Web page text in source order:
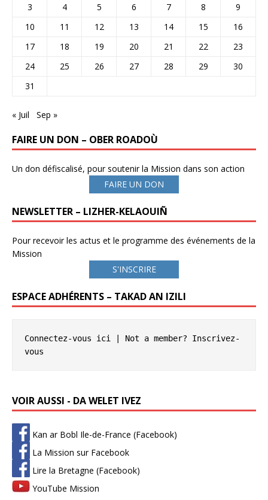
3
4 5 6 7 8
9
10
11 12 13 14 15
16
17
18 19 20 21 22
23
24
25 26 27 28 29
30
31
« Juil Sep »
FAIRE UN DON – OBER ROADOÙ
Un don défiscalisé, pour soutenir la Mission dans son action
FAIRE UN DON
NEWSLETTER – LIZHER-KELAOUIÑ
Pour recevoir les actus et le programme des événements de la
Mission
S'INSCRIRE
ESPACE ADHÉRENTS – TAKAD AN IZILI
Connectez-vous ici | Not a member? Inscrivez-
vous
VOIR AUSSI - DA WELET IVEZ
Kan ar Bobl Ile-de-France (Facebook)
La Mission sur Facebook
Lire la Bretagne (Facebook)
YouTube Mission